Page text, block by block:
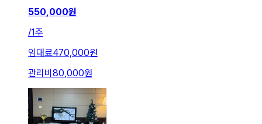
550,000원
/1주
임대료470,000원
관리비 80,000원